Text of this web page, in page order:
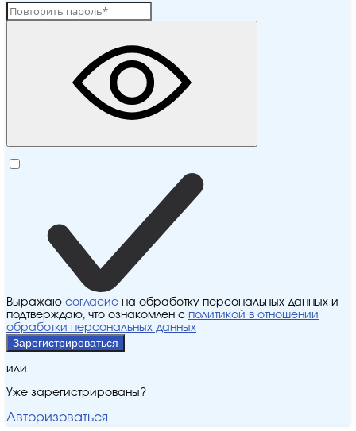
Выражаю согласие на обработку персональных данных и
подтверждаю, что ознакомлен с политикой в отношении
обработки персональных данных
Зарегистрироваться
или
Уже зарегистрированы?
Авторизоваться